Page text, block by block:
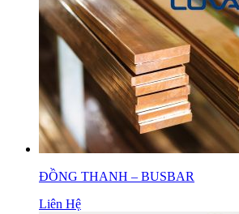
ĐỒNG THANH – BUSBAR
Liên Hệ